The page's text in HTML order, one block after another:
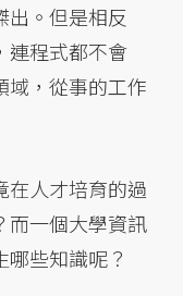
出。但是相反
連程式都不會
域，從事的工作
在人才培育的過
而一個大學資訊
些知識呢？